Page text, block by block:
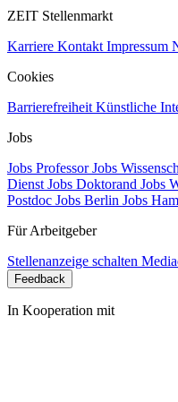
ZEIT Stellenmarkt
Karriere Kontakt Impressum
Cookies
Barrierefreiheit Künstliche
Jobs
Jobs ProfessorJobs
Dienst Jobs Doktorand Jobs
Postdoc Jobs Berlin Jobs
Für Arbeitgeber
Stellenanzeige schalten
Feedback
In Kooperation mit